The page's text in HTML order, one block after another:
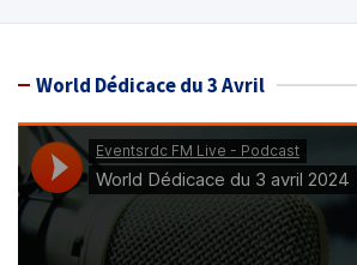
World Dédicace du 3 Avril